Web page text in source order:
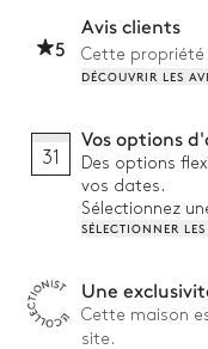
pour un moment de
sur la nature qui
5
Avis clients
Cette propriété
DÉCOUVRIR LES
31
Vos options
Des options
vos dates.
Sélectionnez
SÉLECTIONNER LES
Une
Cette maison
site.